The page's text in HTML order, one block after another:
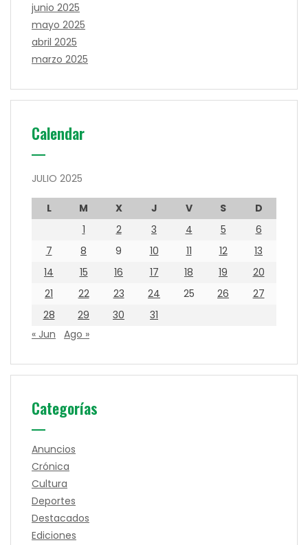
junio 2025
mayo 2025
abril 2025
marzo 2025
Calendar
JULIO 2025
L M X J V S
D
1
2 3 4 5
6
7
8 9 10 11 12
13
14
15 16 17 18 19
20
21
22 23 24 25 26
27
28
29 30
31
« Jun
Ago »
Categorías
Anuncios
Crónica
Cultura
Deportes
Destacados
Ediciones